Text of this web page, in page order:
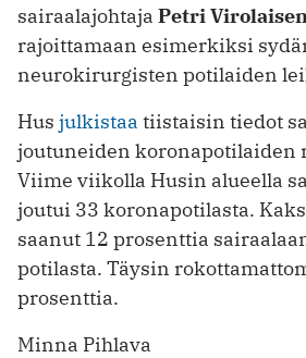
sairaalajohtaja Petri
rajoittamaan esimerkiksi
neurokirurgisten potilaiden
Hus julkistaa tiistaisin tiedot
joutuneiden koronapotilaiden
Viime viikolla Husin alueella
joutui 33 koronapotilasta.
saanut 12 prosenttia
potilasta. Täysin
prosenttia.
Minna Pihlava